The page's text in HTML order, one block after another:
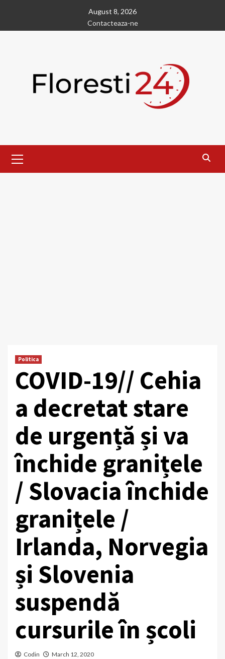
content
August 8, 2026
Contacteaza-ne
Menu
Politica
COVID-19// Cehia
a decretat stare
de urgență și va
închide granițele
/ Slovacia închide
granițele /
Irlanda, Norvegia
și Slovenia
suspendă
cursurile în școli
Codin March 12, 2020